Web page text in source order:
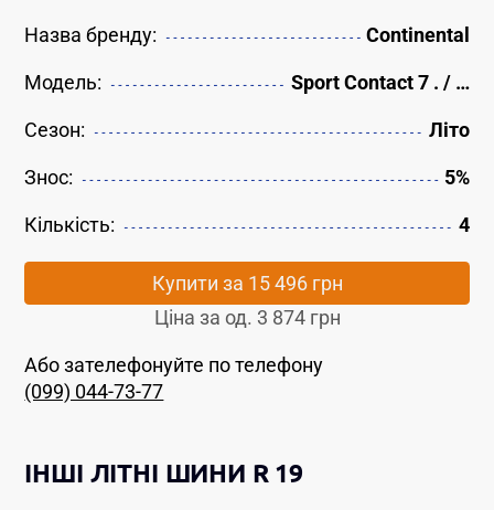
Назва бренду: Continental
Модель: Sport Contact 7 . / …
Сезон: Літо
Знос: 5%
Кількість: 4
Купити за 15 496 грн
Ціна за од. 3 874 грн
Або зателефонуйте по телефону
(099) 044-73-77
ІНШІ ЛІТНІ ШИНИ R 19